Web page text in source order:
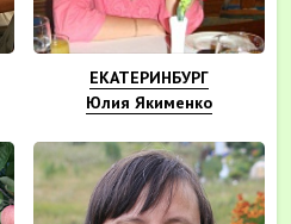
ЕКАТЕРИНБУРГ
Юлия Якименко